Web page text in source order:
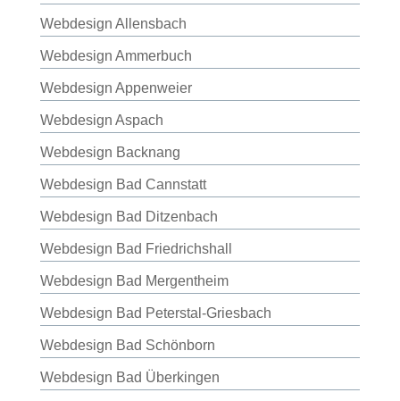
Webdesign Allensbach
Webdesign Ammerbuch
Webdesign Appenweier
Webdesign Aspach
Webdesign Backnang
Webdesign Bad Cannstatt
Webdesign Bad Ditzenbach
Webdesign Bad Friedrichshall
Webdesign Bad Mergentheim
Webdesign Bad Peterstal-Griesbach
Webdesign Bad Schönborn
Webdesign Bad Überkingen